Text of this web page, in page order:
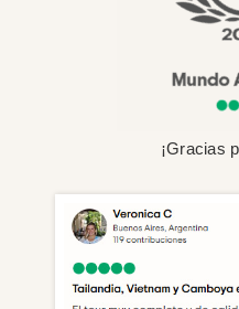
¡Gracias